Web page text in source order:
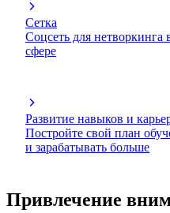
Сетка
Соцсеть для
сфере
Развитие навыков и
Постройте свой план
и зарабатывать больше
Привлечение